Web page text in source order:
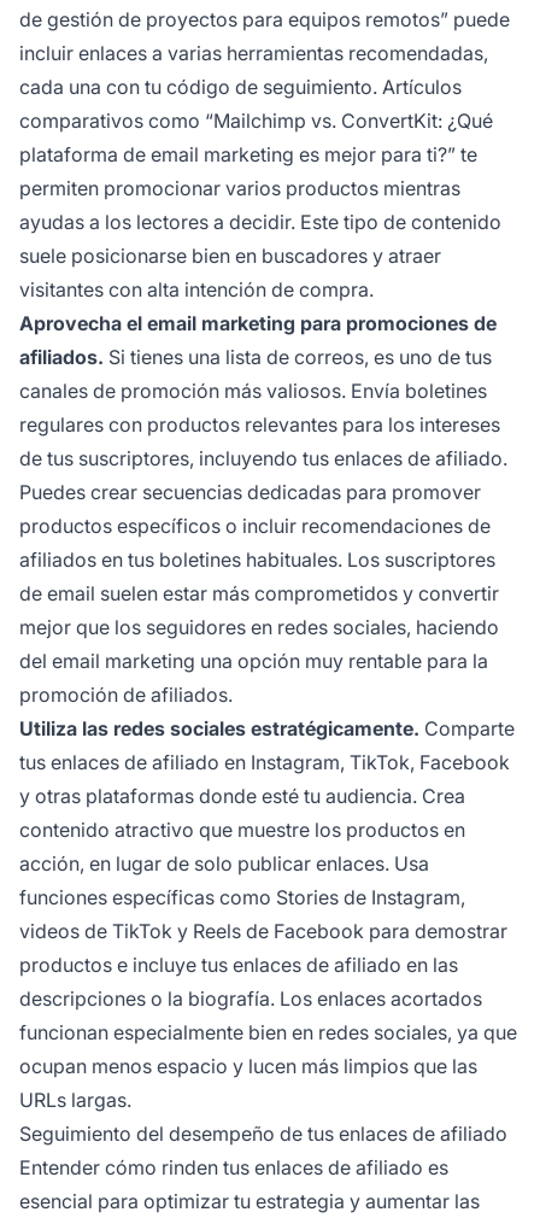
de gestión de proyectos para equipos remotos” puede
incluir enlaces a varias herramientas recomendadas,
cada una con tu código de seguimiento. Artículos
comparativos como “Mailchimp vs. ConvertKit: ¿Qué
plataforma de email marketing es mejor para ti?” te
permiten promocionar varios productos mientras
ayudas a los lectores a decidir. Este tipo de contenido
suele posicionarse bien en buscadores y atraer
visitantes con alta intención de compra.
Aprovecha el email marketing para promociones de
afiliados. Si tienes una lista de correos, es uno de tus
canales de promoción más valiosos. Envía boletines
regulares con productos relevantes para los intereses
de tus suscriptores, incluyendo tus enlaces de afiliado.
Puedes crear secuencias dedicadas para promover
productos específicos o incluir recomendaciones de
afiliados en tus boletines habituales. Los suscriptores
de email suelen estar más comprometidos y convertir
mejor que los seguidores en redes sociales, haciendo
del email marketing una opción muy rentable para la
promoción de afiliados.
Utiliza las redes sociales estratégicamente. Comparte
tus enlaces de afiliado en Instagram, TikTok, Facebook
y otras plataformas donde esté tu audiencia. Crea
contenido atractivo que muestre los productos en
acción, en lugar de solo publicar enlaces. Usa
funciones específicas como Stories de Instagram,
videos de TikTok y Reels de Facebook para demostrar
productos e incluye tus enlaces de afiliado en las
descripciones o la biografía. Los enlaces acortados
funcionan especialmente bien en redes sociales, ya que
ocupan menos espacio y lucen más limpios que las
URLs largas.
Seguimiento del desempeño de tus enlaces de afiliado
Entender cómo rinden tus enlaces de afiliado es
esencial para optimizar tu estrategia y aumentar las